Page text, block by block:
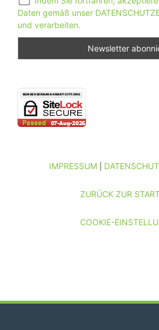
Daten gemäß unser
und verarbeiten.
IMPRESSUM|
ZURÜCK ZUR
COOKIE-